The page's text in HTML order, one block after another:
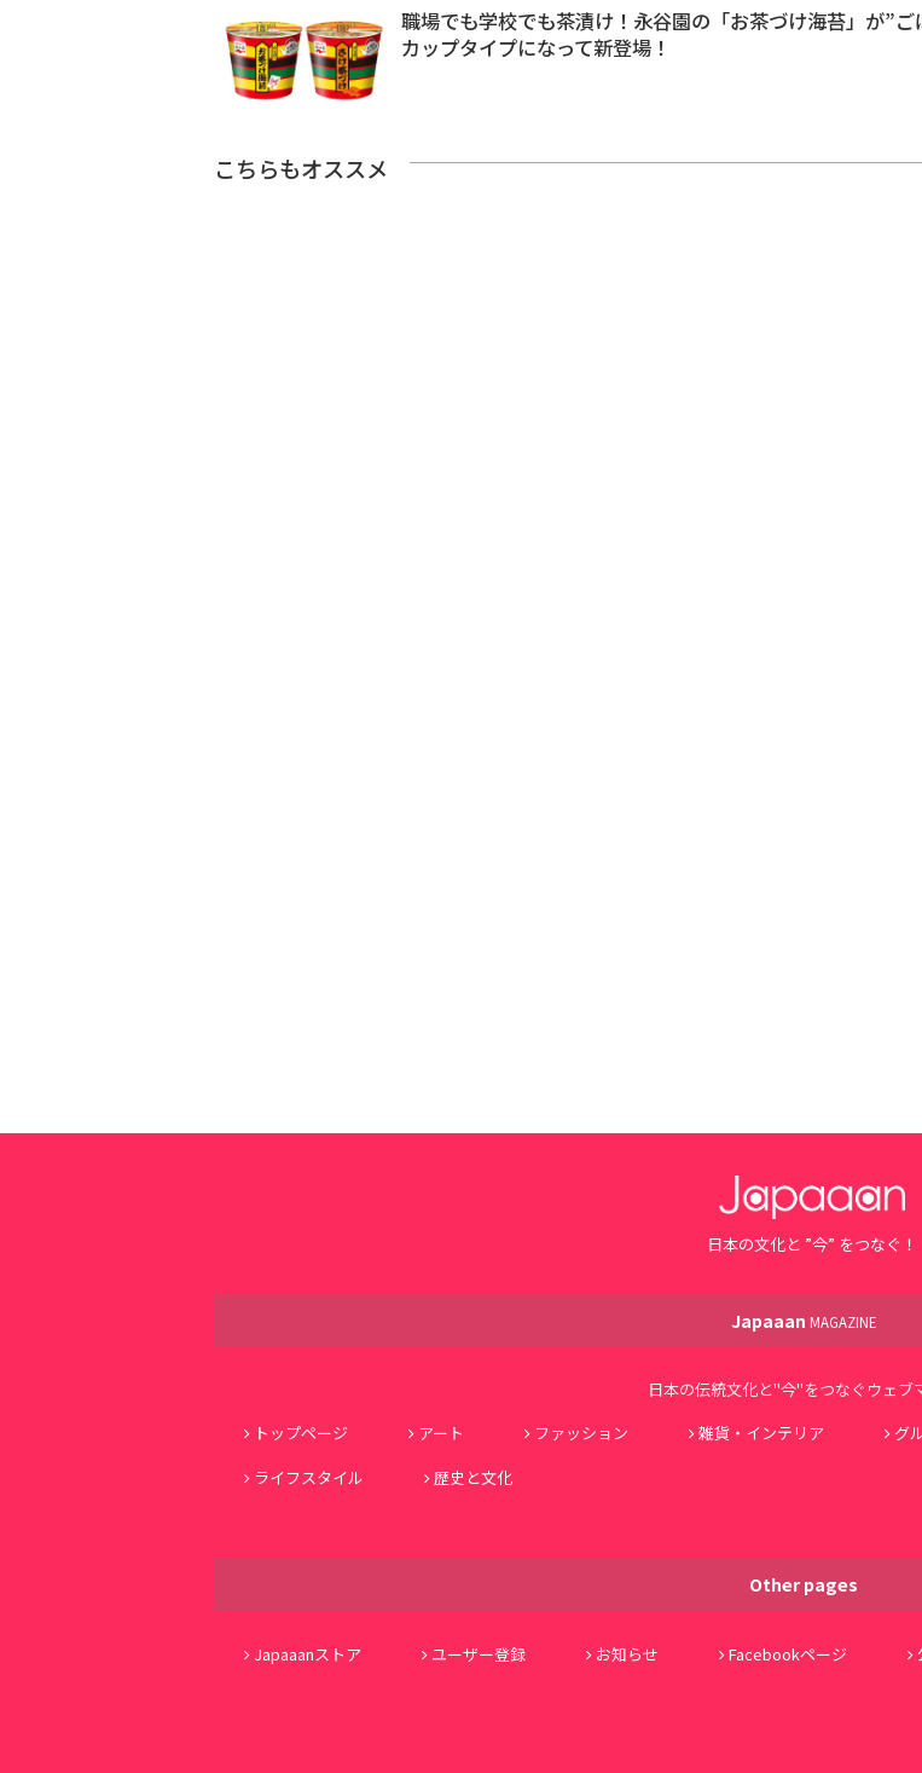
職場でも学校でも茶漬け！永谷園の「お茶づけ海苔」が”ご
カップタイプになって新登場！
こちらもオススメ
日本の文化と ”今” をつなぐ！
Japaaan MAGAZINE
日本の伝統文化と"今"をつなぐウェブ
トップページ
アート ファッション 雑貨・インテリア グ
ライフスタイル
歴史と文化
Other pages
Japaaanストア ユーザー登録 お知らせ Facebookページ